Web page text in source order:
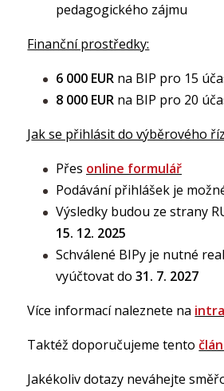
pedagogického zájmu
Finanční prostředky:
6 000 EURna BIP pro 15
8 000 EURna BIP pro 20
Jak se přihlásit do výběrového
Přes online formulář
Podávání přihlášek je
Výsledky budou ze strany
15. 12. 2025
Schválené BIPy je nutné
vyúčtovat do31. 7. 2027
Více informací naleznete na
Taktéž doporučujeme tento
Jakékoliv dotazy neváhejte